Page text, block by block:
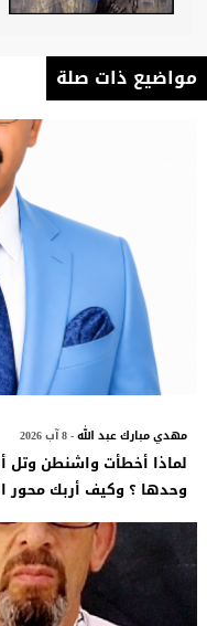
مواضيع ذات صلة
مهدي مبارك عبد الله- 8 آب 2026
لماذا أخطأت واشنطن وتل
وحدها ؟ وكيف أربك محور